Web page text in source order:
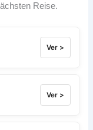
Reise.
Ver >
Ver >